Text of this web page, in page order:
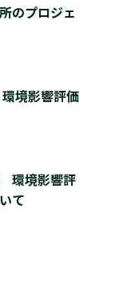
のプロジェ
環境影響評価
環境影響評
て